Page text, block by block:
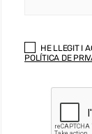
HE LLEGIT I
POLÍTICA DE